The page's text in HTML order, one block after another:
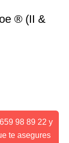
® (II &
98 89 22 y
te asegures